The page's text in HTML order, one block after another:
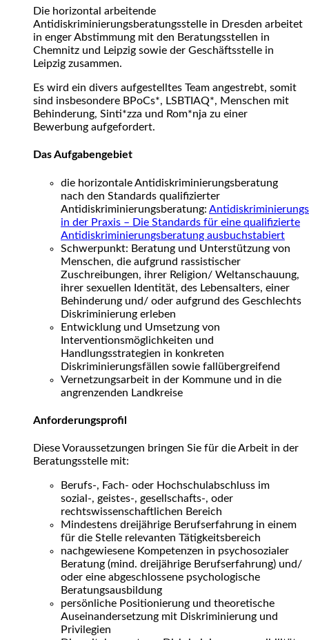
Die horizontal arbeitende
Antidiskriminierungsberatungsstelle in Dresden arbeitet
in enger Abstimmung mit den Beratungsstellen in
Chemnitz und Leipzig sowie der Geschäftsstelle in
Leipzig zusammen.
Es wird ein divers aufgestelltes Team angestrebt, somit
sind insbesondere BPoCs*, LSBTIAQ*, Menschen mit
Behinderung, Sinti*zza und Rom*nja zu einer
Bewerbung aufgefordert.
Das Aufgabengebiet
die horizontale Antidiskriminierungsberatung
nach den Standards qualifizierter
Antidiskriminierungsberatung:
in der Praxis – Die Standards für eine qualifizierte
Antidiskriminierungsberatung ausbuchstabiert
Schwerpunkt: Beratung und Unterstützung von
Menschen, die aufgrund rassistischer
Zuschreibungen, ihrer Religion/ Weltanschauung,
ihrer sexuellen Identität, des Lebensalters, einer
Behinderung und/ oder aufgrund des Geschlechts
Diskriminierung erleben
Entwicklung und Umsetzung von
Interventionsmöglichkeiten und
Handlungsstrategien in konkreten
Diskriminierungsfällen sowie fallübergreifend
Vernetzungsarbeit in der Kommune und in die
angrenzenden Landkreise
Anforderungsprofil
Diese Voraussetzungen bringen Sie für die Arbeit in der
Beratungsstelle mit:
Berufs-, Fach- oder Hochschulabschluss im
sozial-, geistes-, gesellschafts-, oder
rechtswissenschaftlichen Bereich
Mindestens dreijährige Berufserfahrung in einem
für die Stelle relevanten Tätigkeitsbereich
nachgewiesene Kompetenzen in psychosozialer
Beratung (mind. dreijährige Berufserfahrung) und/
oder eine abgeschlossene psychologische
Beratungsausbildung
persönliche Positionierung und theoretische
Auseinandersetzung mit Diskriminierung und
Privilegien